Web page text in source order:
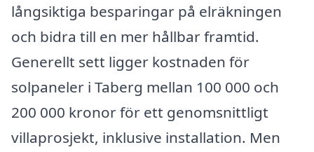
långsiktiga besparingar på elräkningen
och bidra till en mer hållbar framtid.
Generellt sett ligger kostnaden för
solpaneler i Taberg mellan 100 000 och
200 000 kronor för ett genomsnittligt
villaprosjekt, inklusive installation. Men